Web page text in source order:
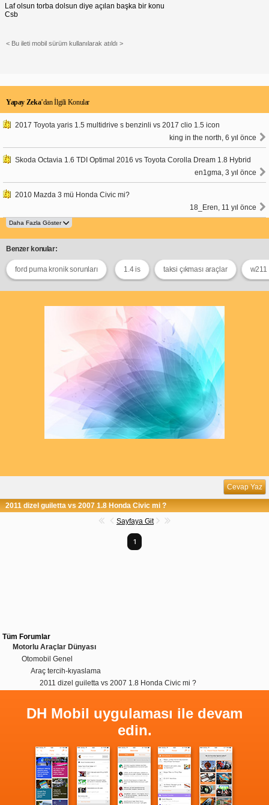
Laf olsun torba dolsun diye açılan başka bir konu
Csb
< Bu ileti mobil sürüm kullanılarak atıldı >
Yapay Zeka’dan İlgili Konular
2017 Toyota yaris 1.5 multidrive s benzinli vs 2017 clio 1.5 icon
king in the north, 6 yıl önce
Skoda Octavia 1.6 TDI Optimal 2016 vs Toyota Corolla Dream 1.8 Hybrid
en1gma, 3 yıl önce
2010 Mazda 3 mü Honda Civic mi?
18_Eren, 11 yıl önce
Benzer konular:
ford puma kronik sorunları 1.4 is taksi çıkması araçlar w211
Cevap Yaz
2011 dizel guiletta vs 2007 1.8 Honda Civic mi ?
Sayfaya Git
1
Tüm Forumlar
Motorlu Araçlar Dünyası
Otomobil Genel
Araç tercih-kıyaslama
2011 dizel guiletta vs 2007 1.8 Honda Civic mi ?
DH Mobil uygulaması ile devam
edin.